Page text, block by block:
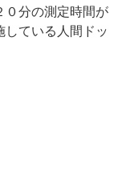
０分の測定時間が
している人間ドッ